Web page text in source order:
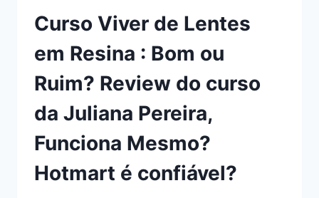
É
CONFIÁVEL?
Curso Viver de Lentes
em Resina : Bom ou
Ruim? Review do curso
da Juliana Pereira,
Funciona Mesmo?
Hotmart é confiável?